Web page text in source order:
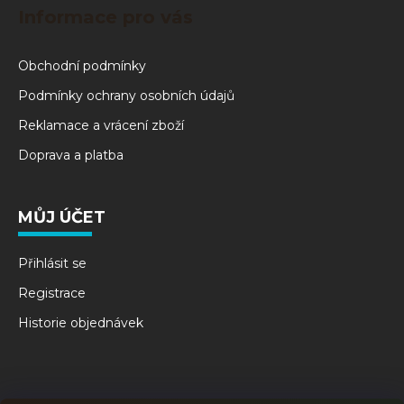
Obchodní podmínky
Podmínky ochrany osobních údajů
Reklamace a vrácení zboží
Doprava a platba
MŮJ ÚČET
Přihlásit se
Registrace
Historie objednávek